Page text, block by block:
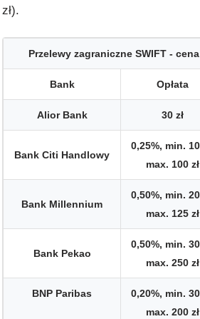
zł).
Przelewy zagraniczne SWIFT - cena
Bank Opłata
Alior Bank 30 zł
Bank Citi Handlowy
0,25%, min. 10
max. 100 zł
Bank Millennium
0,50%, min. 20
max. 125 zł
Bank Pekao
0,50%, min. 30
max. 250 zł
BNP Paribas
0,20%, min. 30
max. 200 zł